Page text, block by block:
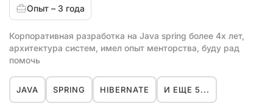
Опыт – 3 года
Корпоративная разработка на Java spring более 4х лет,
архитектура систем, имел опыт менторства, буду рад
помочь
JAVA SPRING HIBERNATE И ЕЩЕ 5...